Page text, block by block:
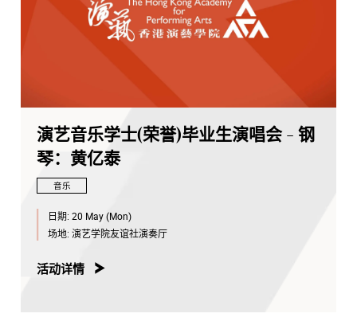
演艺音乐学士(荣誉)毕业生演唱会 - 钢
琴：黄亿泰
音乐
日期: 20 May (Mon)
场地: 演艺学院友谊社演奏厅
活动详情